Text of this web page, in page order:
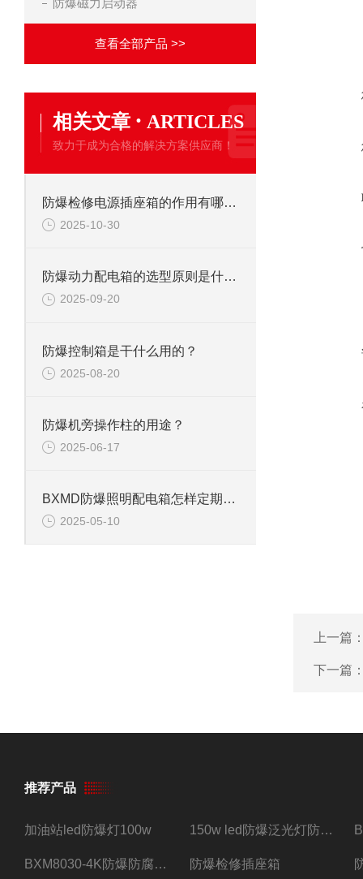
防爆磁力启动器
查看全部产品 >>
相关文章 · ARTICLES
致力于成为合格的解决方案供应商！
防爆检修电源插座箱的作用有哪些？
2025-10-30
防爆动力配电箱的选型原则是什么?
2025-09-20
防爆控制箱是干什么用的？
2025-08-20
防爆机旁操作柱的用途？
2025-06-17
BXMD防爆照明配电箱怎样定期维护保养？
2025-05-10
上一篇
下一篇
推荐产品
加油站led防爆灯100w 150w led防爆泛光灯防水防尘防爆三防灯
BXM8030-4K防爆防腐照明配电箱四路带总开关 防爆检修插座箱